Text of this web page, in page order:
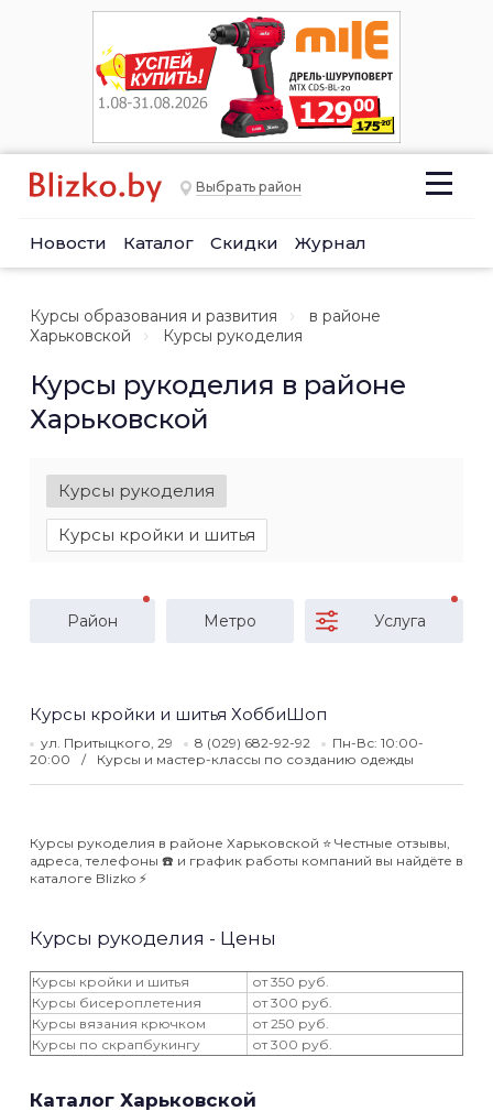
Выбрать район
Новости Каталог Скидки Журнал
Курсы образования и развития
в районе
Харьковской
Курсы рукоделия
Курсы рукоделия в районе
Харьковской
Курсы рукоделия
Курсы кройки и шитья
Район Метро Услуга
Курсы кройки и шитья ХоббиШоп
ул. Притыцкого, 29 8 (029) 682-92-92
Пн-Вс: 10:00-
20:00
Курсы и мастер-классы по созданию одежды
Курсы рукоделия в районе Харьковской ⭐️ Честные отзывы,
адреса, телефоны ☎️ и график работы компаний вы найдёте в
каталоге Blizko ⚡️
Курсы рукоделия - Цены
Курсы кройки и шитья
от 350 руб.
Курсы бисероплетения
от 300 руб.
Курсы вязания крючком
от 250 руб.
Курсы по скрапбукингу
от 300 руб.
Каталог Харьковской